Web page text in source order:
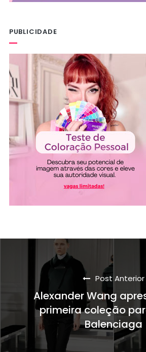
PUBLICIDADE
Post Anterior
Alexander Wang
primeira coleção
Balenciaga